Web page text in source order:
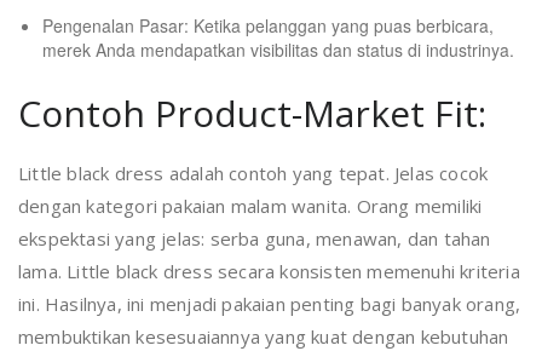
Pengenalan Pasar: Ketika pelanggan yang puas berbicara,
merek Anda mendapatkan visibilitas dan status di industrinya.
Contoh Product-Market Fit:
Little black dress adalah contoh yang tepat. Jelas cocok
dengan kategori pakaian malam wanita. Orang memiliki
ekspektasi yang jelas: serba guna, menawan, dan tahan
lama. Little black dress secara konsisten memenuhi kriteria
ini. Hasilnya, ini menjadi pakaian penting bagi banyak orang,
membuktikan kesesuaiannya yang kuat dengan kebutuhan